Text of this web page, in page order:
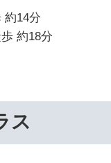
約14分
約18分
ス